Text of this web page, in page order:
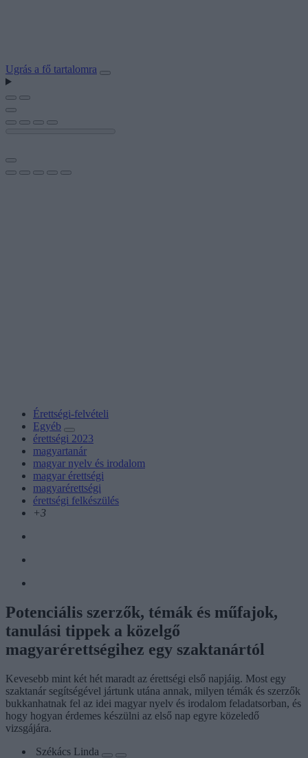
Ugrás a fő tartalomra
Érettségi-felvételi
Egyéb
érettségi 2023
magyartanár
magyar nyelv és irodalom
magyar érettségi
magyarérettségi
érettségi felkészülés
+3
Potenciális szerzők, témák és műfajok,
tanulási tippek a közelgő
magyarérettségihez egy szaktanártól
Kevesebb mint két hét maradt az érettségi első napjáig. Most egy
szaktanár segítségével jártunk utána annak, milyen témák és szerzők
bukkanhatnak fel az idei magyar nyelv és irodalom feladatsorban, és
hogy hogyan érdemes készülni az első nap egyre közeledő
vizsgájára.
Székács Linda